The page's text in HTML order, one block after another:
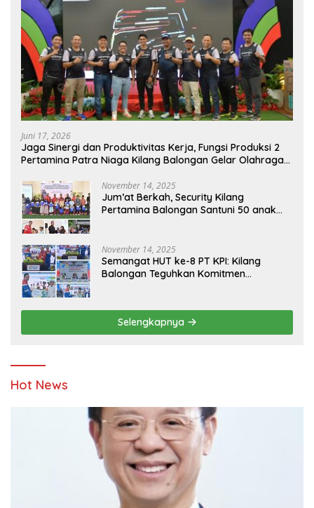
Juni 17, 2026
Jaga Sinergi dan Produktivitas Kerja, Fungsi Produksi 2
Pertamina Patra Niaga Kilang Balongan Gelar Olahraga
November 14, 2025
Jum’at Berkah, Security Kilang
Pertamina Balongan Santuni 50 anak
November 14, 2025
Semangat HUT ke-8 PT KPI: Kilang
Balongan Teguhkan Komitmen
Pendidikan
Selengkapnya
Hot News